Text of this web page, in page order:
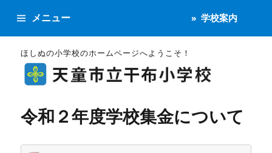
ほしぬの小学校のホームページへようこそ！
メニュー 学校案内
令和２年度学校集金について